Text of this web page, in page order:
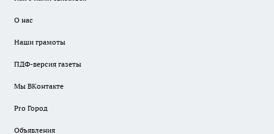
О нас
Наши грамоты
ПДФ-версия газеты
Мы ВКонтакте
Pro Город
Объявления